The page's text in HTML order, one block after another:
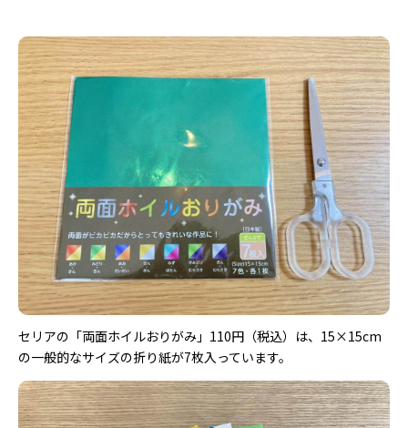
セリアの「両面ホイルおりがみ」110円（税込）は、15×15cm
の一般的なサイズの折り紙が7枚入っています。